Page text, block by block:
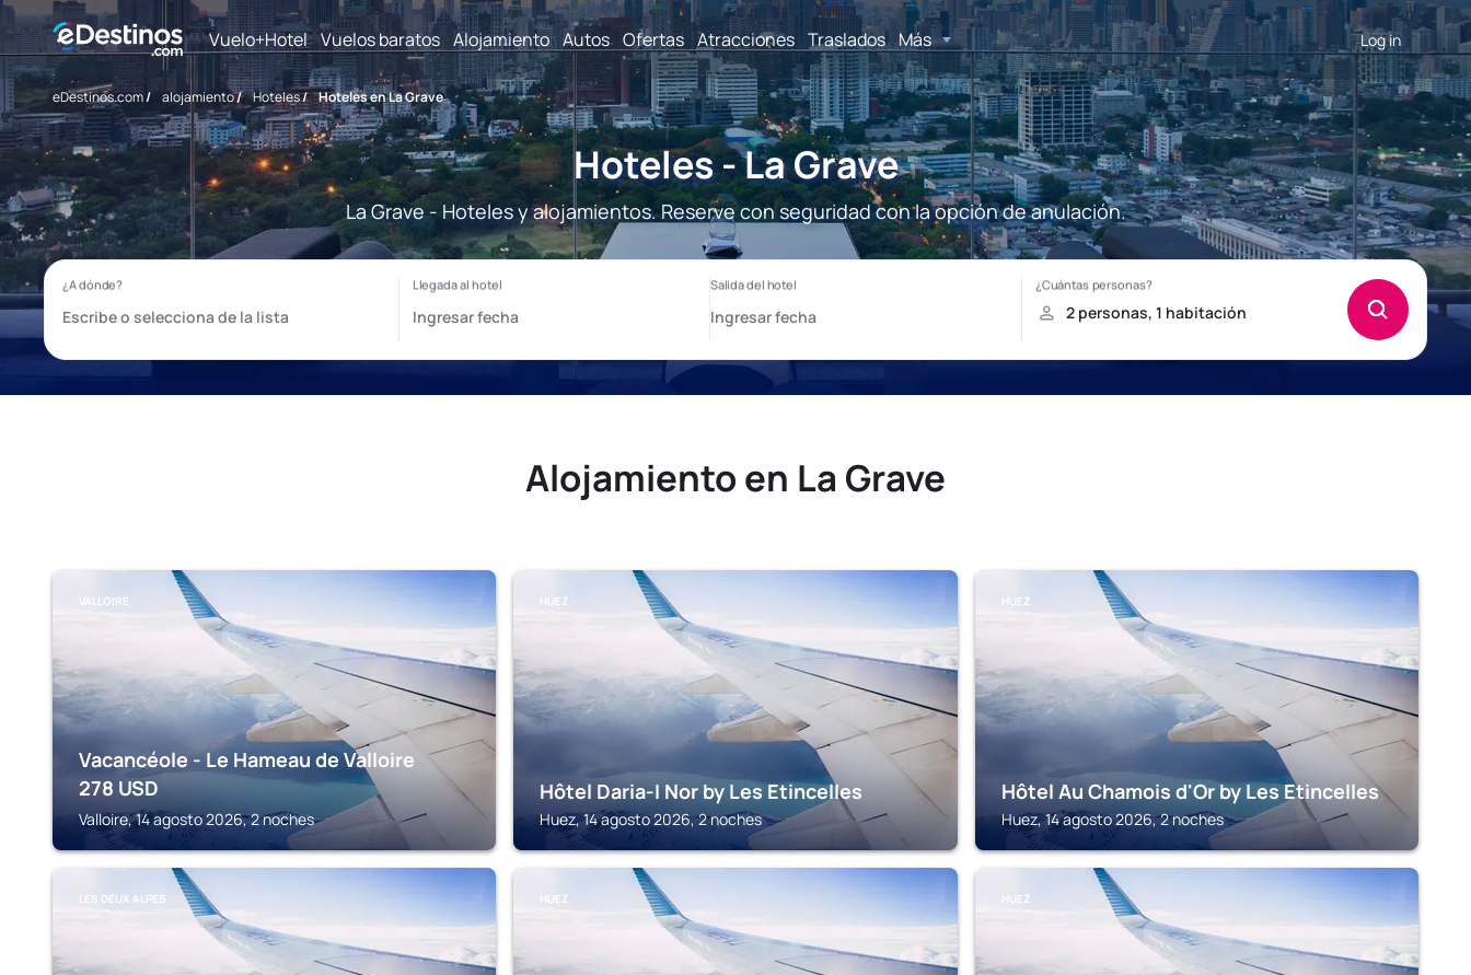
Vuelo+Hotel Vuelos baratos Alojamiento Autos Ofertas Atracciones Traslados Más Log in
eDestinos.com/ alojamiento/ Hoteles/ Hoteles en La Grave
Hoteles - La Grave
La Grave - Hoteles y alojamientos. Reserve con seguridad con la opción de anulación.
Alojamiento en La Grave
VALLOIRE
Vacancéole - Le Hameau de Valloire
278 USD
Valloire, 14 agosto 2026, 2 noches
HUEZ
Hôtel Daria-I Nor by Les Etincelles
Huez, 14 agosto 2026, 2 noches
HUEZ
Hôtel Au Chamois d'Or by Les Etincelles
Huez, 14 agosto 2026, 2 noches
LES DEUX ALPES HUEZ HUEZ